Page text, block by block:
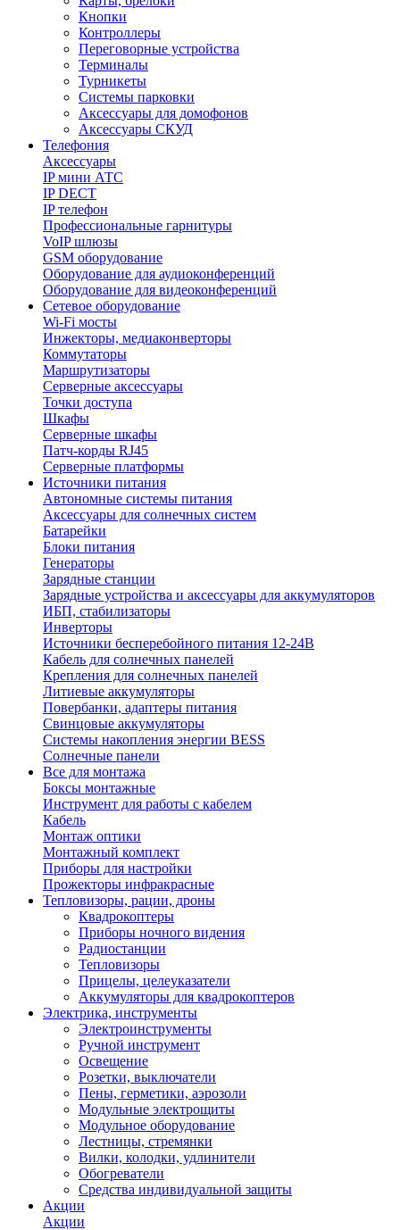
Кнопки
Контроллеры
Переговорные устройства
Терминалы
Турникеты
Системы парковки
Аксессуары для домофонов
Аксессуары СКУД
Телефония
Aксессуары
IP мини АТС
IP DECT
IP телефон
Профессиональные гарнитуры
VoIP шлюзы
GSM оборудование
Оборудование для аудиоконференций
Оборудование для видеоконференций
Сетевое оборудование
Wi-Fi мосты
Инжекторы, медиаконверторы
Коммутаторы
Маршрутизаторы
Серверные аксессуары
Точки доступа
Шкафы
Серверные шкафы
Патч-корды RJ45
Серверные платформы
Источники питания
Автономные системы питания
Аксессуары для солнечных систем
Батарейки
Блоки питания
Генераторы
Зарядные станции
Зарядные устройства и аксессуары для аккумуляторов
ИБП, стабилизаторы
Инверторы
Источники бесперебойного питания 12-24В
Кабель для солнечных панелей
Крепления для солнечных панелей
Литиевые аккумуляторы
Повербанки, адаптеры питания
Свинцовые аккумуляторы
Системы накопления энергии BESS
Солнечные панели
Все для монтажа
Боксы монтажные
Инструмент для работы с кабелем
Кабель
Монтаж оптики
Монтажный комплект
Приборы для настройки
Прожекторы инфракрасные
Тепловизоры, рации, дроны
Квадрокоптеры
Приборы ночного видения
Радиостанции
Тепловизоры
Прицелы, целеуказатели
Аккумуляторы для квадрокоптеров
Электрика, инструменты
Электроинструменты
Ручной инструмент
Освещение
Розетки, выключатели
Пены, герметики, аэрозоли
Модульные электрощиты
Модульное оборудование
Лестницы, стремянки
Вилки, колодки, удлинители
Обогреватели
Средства индивидуальной защиты
Акции
Акции